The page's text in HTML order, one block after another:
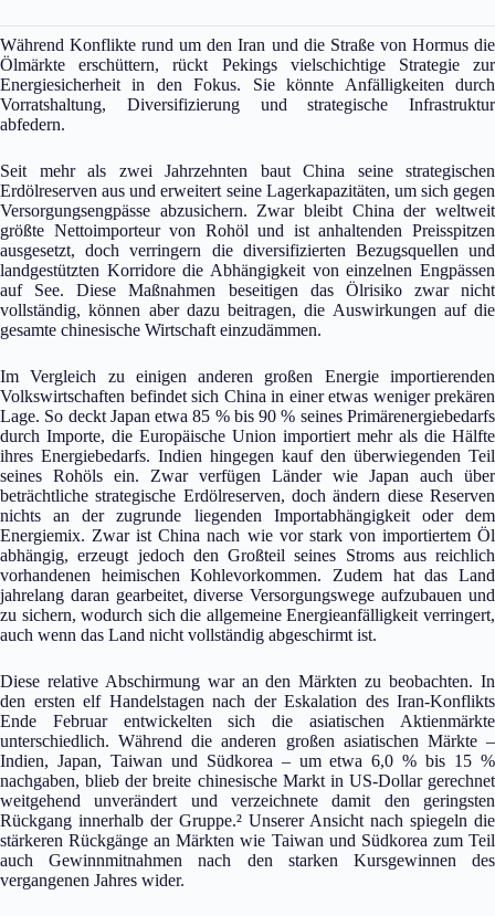
Während Konflikte rund um den Iran und die Straße von Hormus die
Ölmärkte erschüttern, rückt Pekings vielschichtige Strategie zur
Energiesicherheit in den Fokus. Sie könnte Anfälligkeiten durch
Vorratshaltung, Diversifizierung und strategische Infrastruktur
abfedern.
Seit mehr als zwei Jahrzehnten baut China seine strategischen
Erdölreserven aus und erweitert seine Lagerkapazitäten, um sich gegen
Versorgungsengpässe abzusichern. Zwar bleibt China der weltweit
größte Nettoimporteur von Rohöl und ist anhaltenden Preisspitzen
ausgesetzt, doch verringern die diversifizierten Bezugsquellen und
landgestützten Korridore die Abhängigkeit von einzelnen Engpässen
auf See. Diese Maßnahmen beseitigen das Ölrisiko zwar nicht
vollständig, können aber dazu beitragen, die Auswirkungen auf die
gesamte chinesische Wirtschaft einzudämmen.
Im Vergleich zu einigen anderen großen Energie importierenden
Volkswirtschaften befindet sich China in einer etwas weniger prekären
Lage. So deckt Japan etwa 85 % bis 90 % seines Primärenergiebedarfs
durch Importe, die Europäische Union importiert mehr als die Hälfte
ihres Energiebedarfs. Indien hingegen kauf den überwiegenden Teil
seines Rohöls ein. Zwar verfügen Länder wie Japan auch über
beträchtliche strategische Erdölreserven, doch ändern diese Reserven
nichts an der zugrunde liegenden Importabhängigkeit oder dem
Energiemix. Zwar ist China nach wie vor stark von importiertem Öl
abhängig, erzeugt jedoch den Großteil seines Stroms aus reichlich
vorhandenen heimischen Kohlevorkommen. Zudem hat das Land
jahrelang daran gearbeitet, diverse Versorgungswege aufzubauen und
zu sichern, wodurch sich die allgemeine Energieanfälligkeit verringert,
auch wenn das Land nicht vollständig abgeschirmt ist.
Diese relative Abschirmung war an den Märkten zu beobachten. In
den ersten elf Handelstagen nach der Eskalation des Iran-Konflikts
Ende Februar entwickelten sich die asiatischen Aktienmärkte
unterschiedlich. Während die anderen großen asiatischen Märkte –
Indien, Japan, Taiwan und Südkorea – um etwa 6,0 % bis 15 %
nachgaben, blieb der breite chinesische Markt in US-Dollar gerechnet
weitgehend unverändert und verzeichnete damit den geringsten
Rückgang innerhalb der Gruppe.² Unserer Ansicht nach spiegeln die
stärkeren Rückgänge an Märkten wie Taiwan und Südkorea zum Teil
auch Gewinnmitnahmen nach den starken Kursgewinnen des
vergangenen Jahres wider.